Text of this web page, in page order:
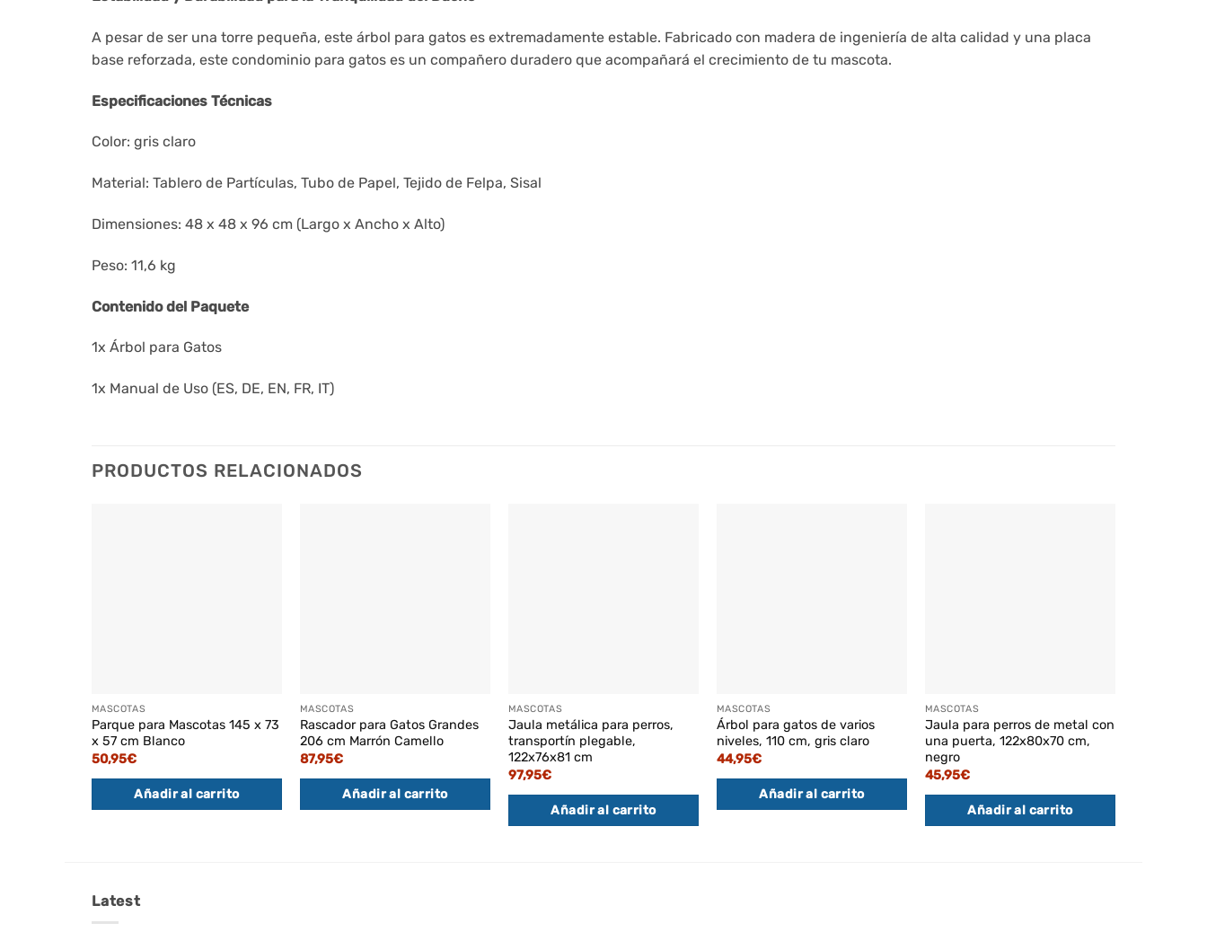
A pesar de ser una torre pequeña, este árbol para gatos es extremadamente estable. Fabricado con madera de ingeniería de alta calidad y una placa
base reforzada, este condominio para gatos es un compañero duradero que acompañará el crecimiento de tu mascota.
Especificaciones Técnicas
Color: gris claro
Material: Tablero de Partículas, Tubo de Papel, Tejido de Felpa, Sisal
Dimensiones: 48 x 48 x 96 cm (Largo x Ancho x Alto)
Peso: 11,6 kg
Contenido del Paquete
1x Árbol para Gatos
1x Manual de Uso (ES, DE, EN, FR, IT)
PRODUCTOS RELACIONADOS
MASCOTAS
Parque para Mascotas 145 x 73
x 57 cm Blanco
50,95€
Añadir al carrito
MASCOTAS
Rascador para Gatos Grandes
206 cm Marrón Camello
87,95€
Añadir al carrito
MASCOTAS
Jaula metálica para perros,
transportín plegable,
122x76x81 cm
97,95€
Añadir al carrito
MASCOTAS
Árbol para gatos de varios
niveles, 110 cm, gris claro
44,95€
Añadir al carrito
MASCOTAS
Jaula para perros de metal con
una puerta, 122x80x70 cm,
negro
45,95€
Añadir al carrito
Latest